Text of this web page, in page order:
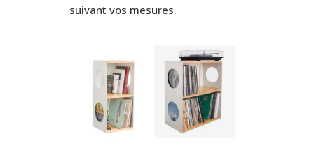
suivant vos mesures.